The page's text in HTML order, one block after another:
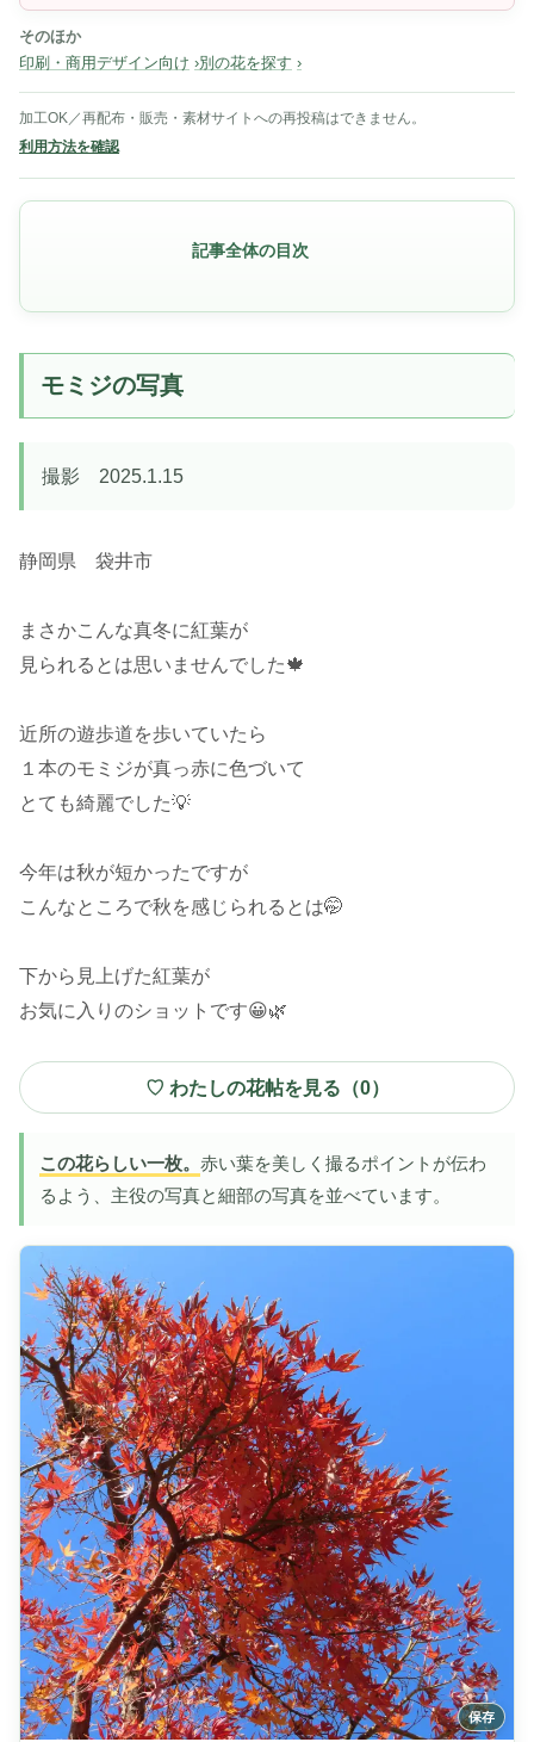
そのほか
印刷・商用デザイン向け
別の花を探す
加工OK／再配布・販売・素材サイトへの再投稿はできません。
利用方法を確認
記事全体の目次
モミジの写真
撮影 2025.1.15
静岡県 袋井市
まさかこんな真冬に紅葉が
見られるとは思いませんでした🍁
近所の遊歩道を歩いていたら
１本のモミジが真っ赤に色づいて
とても綺麗でした💡
今年は秋が短かったですが
こんなところで秋を感じられるとは🤭
下から見上げた紅葉が
お気に入りのショットです😀🌿
♡ わたしの花帖を見る（0）
この花らしい一枚。 赤い葉を美しく撮るポイントが伝わ
るよう、主役の写真と細部の写真を並べています。